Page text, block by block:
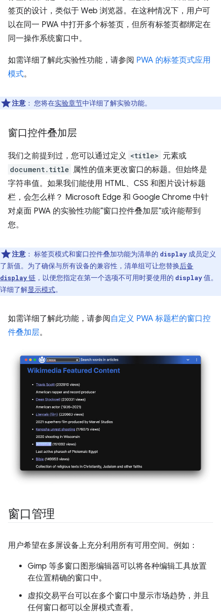
签页的设计，类似于 Web 浏览器。在这种情况下，用户可
以在同一 PWA 中打开多个标签页，但所有标签页都绑定在
同一操作系统窗口中。
如需详细了解此实验性功能，请参阅 PWA 的标签页式应用
模式。
注意 ： 您将在实验章节中详细了解实验功能。
窗口控件叠加层
我们之前提到过，您可以通过定义 <title> 元素或
document.title 属性的值来更改窗口的标题。但始终是
字符串值。如果我们能使用 HTML、CSS 和图片设计标题
栏，会怎么样？ Microsoft Edge 和 Google Chrome 中针
对桌面 PWA 的实验性功能“窗口控件叠加层”或许能帮到
您。
注意 ： 标签页模式和窗口控件叠加功能为清单的 display 成员定义
了新值。为了确保与所有设备的兼容性，清单组可让您替换后备
display链 ，以便您指定在第一个选项不可用时要使用的 display值。
详细了解显示模式。
如需详细了解此功能，请参阅 自定义 PWA 标题栏的窗口控
件叠加层。
窗口管理
用户希望在多屏设备上充分利用所有可用空间。例如：
Gimp 等多窗口图形编辑器可以将各种编辑工具放置
在位置精确的窗口中。
虚拟交易平台可以在多个窗口中显示市场趋势，并且
任何窗口都可以全屏模式查看。